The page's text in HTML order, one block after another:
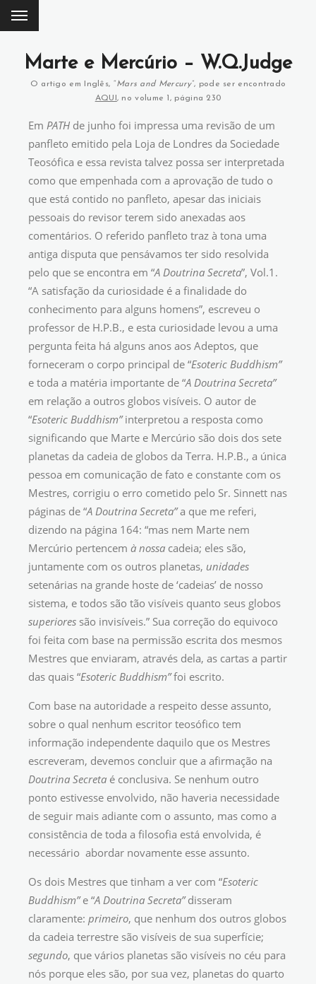
Marte e Mercúrio – W.Q.Judge
O artigo em Inglês, “Mars and Mercury”, pode ser encontrado
AQUI , no volume 1, página 230
Em PATH de junho foi impressa uma revisão de um
panfleto emitido pela Loja de Londres da Sociedade
Teosófica e essa revista talvez possa ser interpretada
como que empenhada com a aprovação de tudo o
que está contido no panfleto, apesar das iniciais
pessoais do revisor terem sido anexadas aos
comentários. O referido panfleto traz à tona uma
antiga disputa que pensávamos ter sido resolvida
pelo que se encontra em “A Doutrina Secreta”, Vol.1.
“A satisfação da curiosidade é a finalidade do
conhecimento para alguns homens”, escreveu o
professor de H.P.B., e esta curiosidade levou a uma
pergunta feita há alguns anos aos Adeptos, que
forneceram o corpo principal de “Esoteric Buddhism”
e toda a matéria importante de “A Doutrina Secreta”
em relação a outros globos visíveis. O autor de
“Esoteric Buddhism”interpretou a resposta como
significando que Marte e Mercúrio são dois dos sete
planetas da cadeia de globos da Terra. H.P.B., a única
pessoa em comunicação de fato e constante com os
Mestres, corrigiu o erro cometido pelo Sr. Sinnett nas
páginas de “A Doutrina Secreta”a que me referi,
dizendo na página 164: “mas nem Marte nem
Mercúrio pertencem à nossa cadeia; eles são,
juntamente com os outros planetas, unidades
setenárias na grande hoste de ‘cadeias’ de nosso
sistema, e todos são tão visíveis quanto seus globos
superiores são invisíveis.” Sua correção do equivoco
foi feita com base na permissão escrita dos mesmos
Mestres que enviaram, através dela, as cartas a partir
das quais “Esoteric Buddhism”foi escrito.
Com base na autoridade a respeito desse assunto,
sobre o qual nenhum escritor teosófico tem
informação independente daquilo que os Mestres
escreveram, devemos concluir que a afirmação na
Doutrina Secreta é conclusiva. Se nenhum outro
ponto estivesse envolvido, não haveria necessidade
de seguir mais adiante com o assunto, mas como a
consistência de toda a filosofia está envolvida, é
necessário abordar novamente esse assunto.
Os dois Mestres que tinham a ver com “Esoteric
Buddhism”e “A Doutrina Secreta”disseram
claramente: primeiro, que nenhum dos outros globos
da cadeia terrestre são visíveis de sua superfície;
segundo, que vários planetas são visíveis no céu para
nós porque eles são, por sua vez, planetas do quarto